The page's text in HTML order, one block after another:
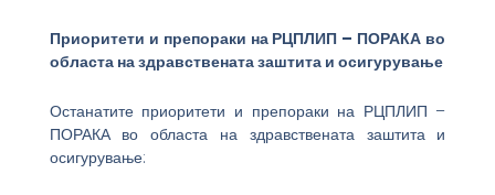
Приоритети и препораки на РЦПЛИП – ПОРАКА во
областа на здравствената заштита и осигурување
Останатите приоритети и препораки на РЦПЛИП –
ПОРАКА во областа на здравствената заштита и
осигурување: